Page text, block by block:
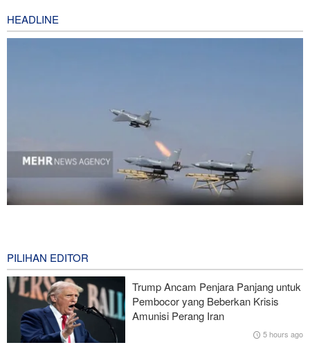
HEADLINE
Brigjen Akrami Nia: Artesh dalam Kondisi Siaga Penuh
Foreign Policy: Riyadh Terjepit di Antara Iran dan Ansarullah,
Kebijakan Ini Gagal
PILIHAN EDITOR
Trump Ancam Penjara Panjang untuk
Pembocor yang Beberkan Krisis
Amunisi Perang Iran
5 hours ago